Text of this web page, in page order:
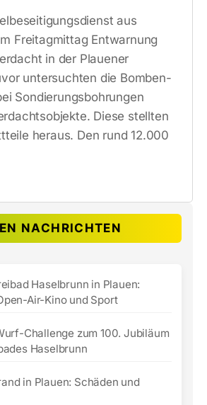
aus
Freitagmittag Entwarnung
in der Plauener
untersuchten die Bomben-
Sondierungsbohrungen
Diese stellten
heraus. Den rund 12.000
NACHRICHTEN
Haselbrunn in Plauen:
Air-Kino und Sport
Challenge zum 100. Jubiläum
Haselbrunn
in Plauen: Schäden und